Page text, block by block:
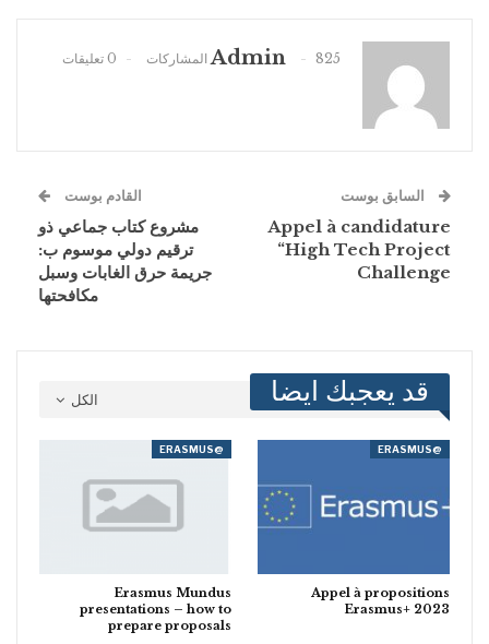
Admin 825 المشاركات 0 تعليقات
السابق بوست
Appel à candidature
“High Tech Project
Challenge
القادم بوست
مشروع كتاب جماعي ذو
ترقيم دولي موسوم ب:
جريمة حرق الغابات وسبل
مكافحتها
الكل قد يعجبك ايضا
@ERASMUS
Appel à propositions
Erasmus+ 2023
@ERASMUS
Erasmus Mundus
presentations – how to
prepare proposals